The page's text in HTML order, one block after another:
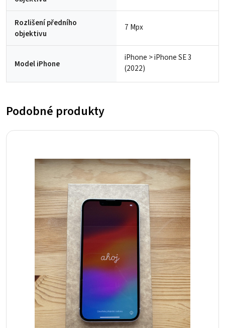
Rozlišení předního
objektivu
7 Mpx
Model iPhone
iPhone > iPhone SE 3
(2022)
Podobné produkty